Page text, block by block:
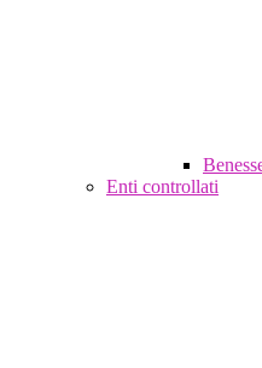
Enti controllati